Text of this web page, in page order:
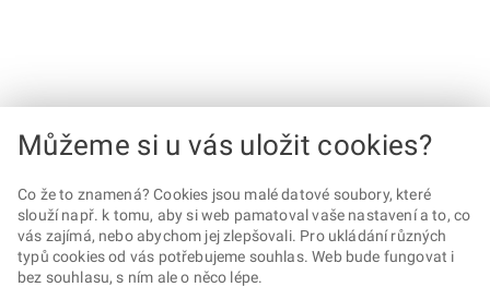
Můžeme si u vás uložit cookies?
Co že to znamená? Cookies jsou malé datové soubory, které
slouží např. k tomu, aby si web pamatoval vaše nastavení a to, co
vás zajímá, nebo abychom jej zlepšovali. Pro ukládání různých
typů cookies od vás potřebujeme souhlas. Web bude fungovat i
bez souhlasu, s ním ale o něco lépe.